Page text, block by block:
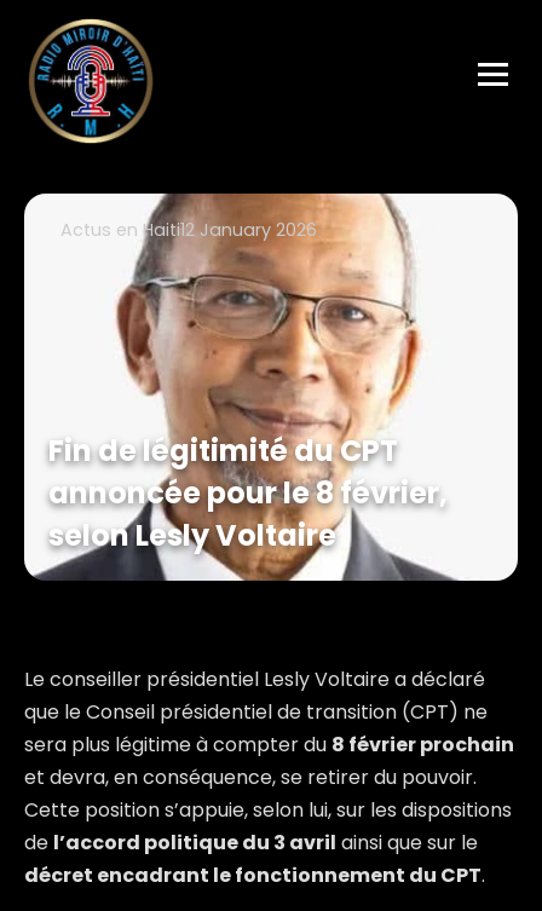
Actus en Haiti12 January 2026
Fin de légitimité du CPT
annoncée pour le 8 février,
selon Lesly Voltaire
Le conseiller présidentiel Lesly Voltaire a déclaré
que le Conseil présidentiel de transition (CPT) ne
sera plus légitime à compter du 8 février prochain
et devra, en conséquence, se retirer du pouvoir.
Cette position s’appuie, selon lui, sur les dispositions
de l’accord politique du 3 avril ainsi que sur le
décret encadrant le fonctionnement du CPT.